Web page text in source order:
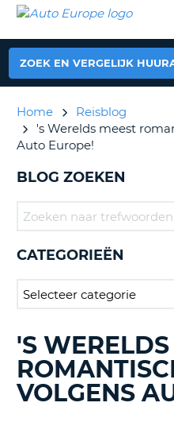
AUTO
CAMPER
PARTNER
AUTO
EUROPE
AUTO
HULP
MIJN
ACCOUNT
MIJN
NEDERLAND
ZOEK EN VERGELIJK
Home
Reisblog
's Werelds meest
Auto Europe!
BLOG ZOEKEN
CATEGORIEËN
BLOGS
ZOEKEN......
'S
VOLGENS